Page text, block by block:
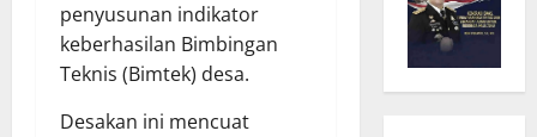
penyusunan indikator
keberhasilan Bimbingan
Teknis (Bimtek) desa.
Desakan ini mencuat